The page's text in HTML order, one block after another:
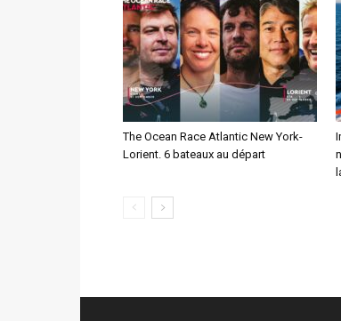
The Ocean Race Atlantic New York-
Lorient. 6 bateaux au départ